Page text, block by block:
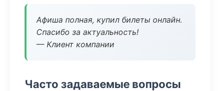
Афиша полная, купил билеты онлайн.
Спасибо за актуальность!
— Клиент компании
Часто задаваемые вопросы